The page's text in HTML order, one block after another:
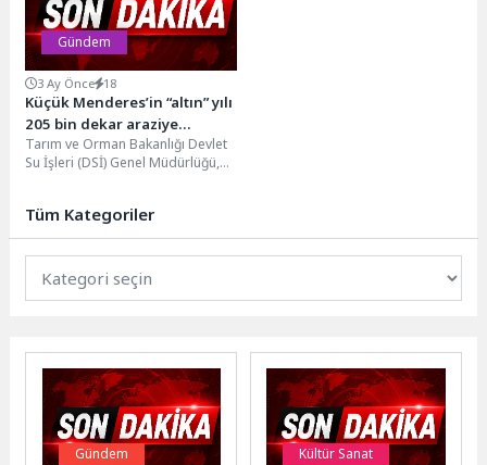
Gündem
3 Ay Önce 18
Küçük Menderes’in “altın” yılı
205 bin dekar araziye
bereket akacak
Tarım ve Orman Bakanlığı Devlet
Su İşleri (DSİ) Genel Müdürlüğü,
Tüm Kategoriler
Gündem Kültür Sanat